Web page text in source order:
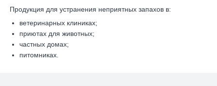
Продукция для устранения неприятных запахов в:
ветеринарных клиниках;
приютах для животных;
частных домах;
питомниках.